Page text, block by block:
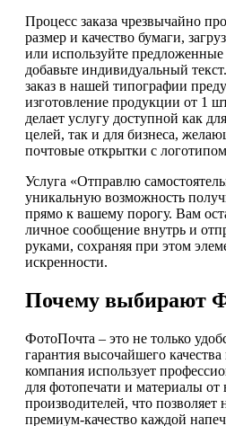
Процесс заказа чрезвычайно
размер и качество бумаги,
или используйте
добавьте индивидуальный
заказ в нашей типографии
изготовление продукции от 1
делает услугу доступной как
целей, так и для бизнеса,
почтовые открытки с
Услуга «Отправлю
уникальную возможность
прямо к вашему порогу. Вам
личное сообщение внутрь и
руками, сохраняя при этом
искренности.
Почему выбирают
ФотоПочта – это не только
гарантия высочайшего
компания использует
для фотопечати и материалы
производителей, что позволяет
премиум-качество каждой